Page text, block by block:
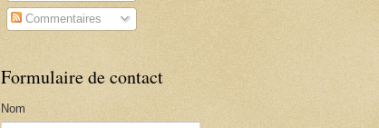
Commentaires
Formulaire de contact
Nom